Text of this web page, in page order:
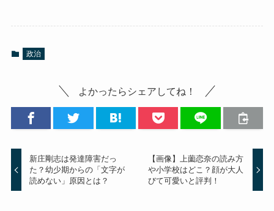
政治
よかったらシェアしてね！
新庄剛志は発達障害だっ
た？幼少期からの「文字が
読めない」原因とは？
【画像】上薗恋奈の読み方
や小学校はどこ？顔が大人
びて可愛いと評判！